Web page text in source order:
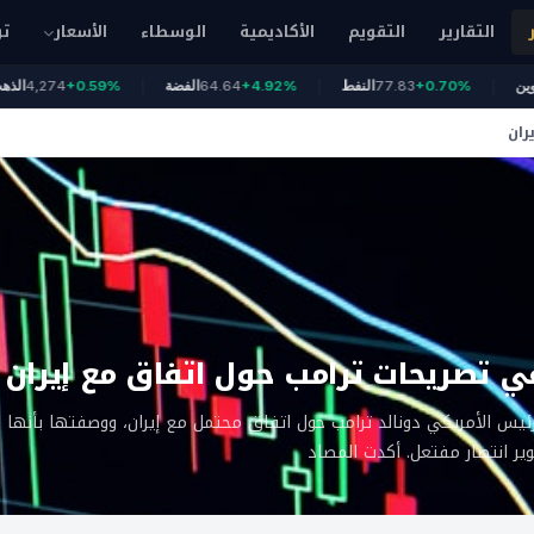
التقارير التقويم الأكاديمية الوسطاء الأسعار
+0.59% 64.64+4.92% 77.83+0.70% بيتكوين
تصريحات ترامب حول اتفاق مع إيران
الأمريكي دونالد ترامب حول اتفاق محتمل مع إيران، ووصفتها
انتصار مفتعل. أكدت المصاد